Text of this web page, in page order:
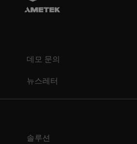
데모 문의
뉴스레터
솔루션